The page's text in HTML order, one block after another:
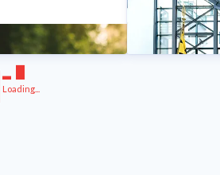
Loading...